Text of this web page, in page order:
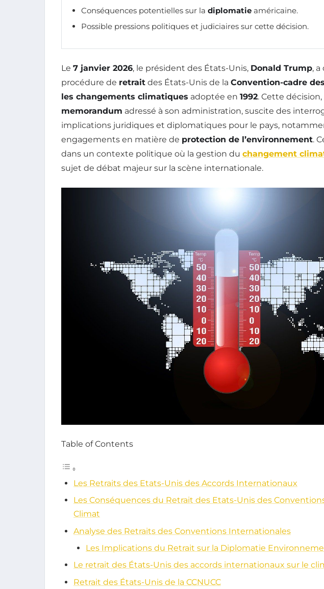
Conséquences potentielles sur la diplomatie américaine.
Possible pressions politiques et judiciaires sur cette décision.
Le 7 janvier 2026, le président des États-Unis, Donald Trump,
procédure de retrait des États-Unis de la Convention-cadre
les changements climatiques adoptée en 1992. Cette
memorandum adressé à son administration, suscite des
implications juridiques et diplomatiques pour le pays,
engagements en matière de protection de l’environnement.
dans un contexte politique où la gestion du changement
sujet de débat majeur sur la scène internationale.
Table of Contents
Les Retraits des Etats-Unis des Accords Internationaux
Les Conséquences du Retrait des Etats-Unis des
Climat
Analyse des Retraits des Conventions Internationales
Les Implications du Retrait sur la Diplomatie
Le retrait des États-Unis des accords internationaux sur le
Retrait des États-Unis de la CCNUCC